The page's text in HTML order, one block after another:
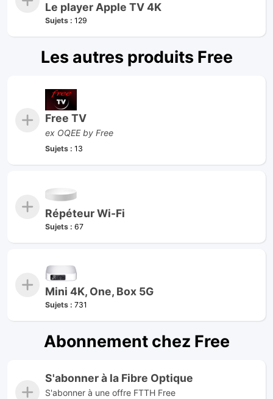
Le player Apple TV 4K
Sujets : 129
Les autres produits Free
Free TV
ex OQEE by Free
Sujets : 13
Répéteur Wi-Fi
Sujets : 67
Mini 4K, One, Box 5G
Sujets : 731
Abonnement chez Free
S'abonner à la Fibre Optique
S'abonner à une offre FTTH Free